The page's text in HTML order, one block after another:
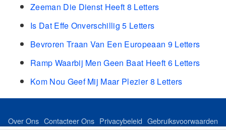
Zeeman Die Dienst Heeft 8 Letters
Is Dat Effe Onverschillig 5 Letters
Bevroren Traan Van Een Europeaan 9 Letters
Ramp Waarbij Men Geen Baat Heeft 6 Letters
Kom Nou Geef Mij Maar Plezier 8 Letters
Over Ons Contacteer Ons Privacybeleid Gebruiksvoorwaarden